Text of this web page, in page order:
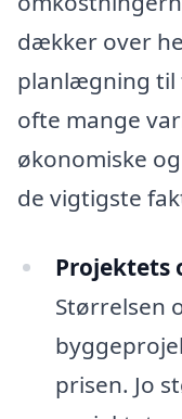
dækker over
planlægning
ofte mange
økonomiske
de vigtigste
Projektets
Størrelsen
prisen. Jo